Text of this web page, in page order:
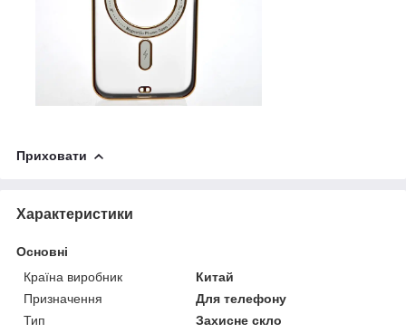
Приховати
Характеристики
Основні
Країна виробник
Китай
Призначення
Для телефону
Тип
Захисне скло